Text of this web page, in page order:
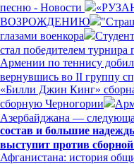
песню - Новости
ВОЗРОЖДЕНИЮ
глазами военкора
стал победителем
Армении по теннису
вернувшись во II группу
«Билли Джин Кинг»
сборную Черногории
Азербайджана —
состав и большие
выступит против
Афганистана: история